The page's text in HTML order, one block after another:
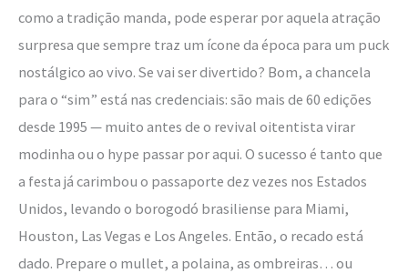
como a tradição manda, pode esperar por aquela atração
surpresa que sempre traz um ícone da época para um puck
nostálgico ao vivo. Se vai ser divertido? Bom, a chancela
para o “sim” está nas credenciais: são mais de 60 edições
desde 1995 — muito antes de o revival oitentista virar
modinha ou o hype passar por aqui. O sucesso é tanto que
a festa já carimbou o passaporte dez vezes nos Estados
Unidos, levando o borogodó brasiliense para Miami,
Houston, Las Vegas e Los Angeles. Então, o recado está
dado. Prepare o mullet, a polaina, as ombreiras… ou